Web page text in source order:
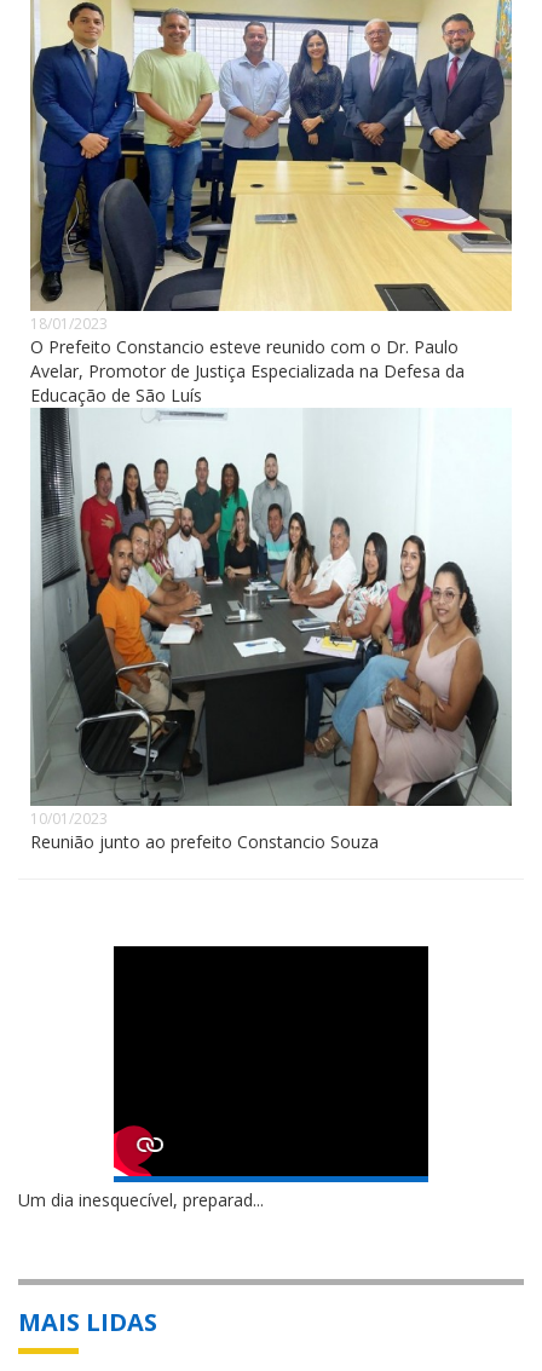
18/01/2023
O Prefeito Constancio esteve reunido com o Dr. Paulo
Avelar, Promotor de Justiça Especializada na Defesa da
Educação de São Luís
10/01/2023
Reunião junto ao prefeito Constancio Souza
Um dia inesquecível, preparad...
MAIS LIDAS